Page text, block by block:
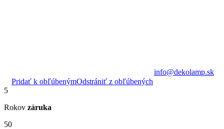
info@dekolamp.sk
Pridať k obľúbenýmOdstrániť z obľúbených
5
Rokov záruka
50